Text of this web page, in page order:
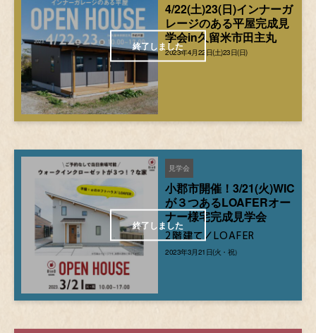
4/22(土)23(日)インナーガ
レージのある平屋完成見
学会in久留米市田主丸
2023年4月22日(土)23日(日)
見学会
小郡市開催！3/21(火)WIC
が３つあるLOAFERオー
ナー様宅完成見学会
2階建て／LOAFER
2023年3月21日(火・祝）